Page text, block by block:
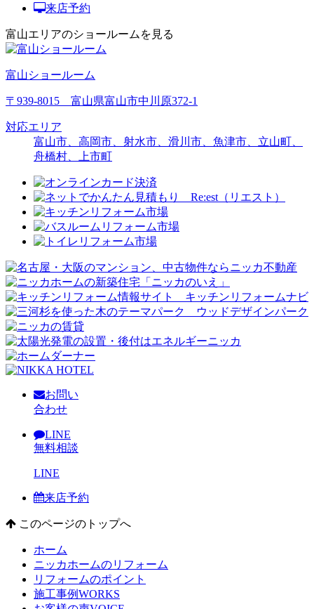
来店予約
富山エリアのショールームを見る
富山ショールーム
〒939-8015 富山県富山市中川原372-1
対応エリア
富山市、高岡市、射水市、滑川市、魚津市、立山町、
舟橋村、上市町
お問い
合わせ
LINE
無料相談
LINE
来店予約
このページのトップへ
ホーム
ニッカホームのリフォーム
リフォームのポイント
施工事例WORKS